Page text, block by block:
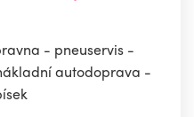
- pneuservis -
autodoprava -